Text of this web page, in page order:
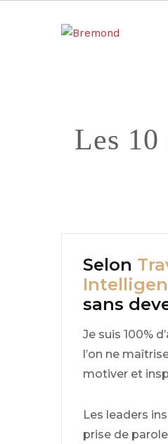
Les 10
Selon
sans
Je suis 100%
l’on ne
motiver et
Les leaders
prise de